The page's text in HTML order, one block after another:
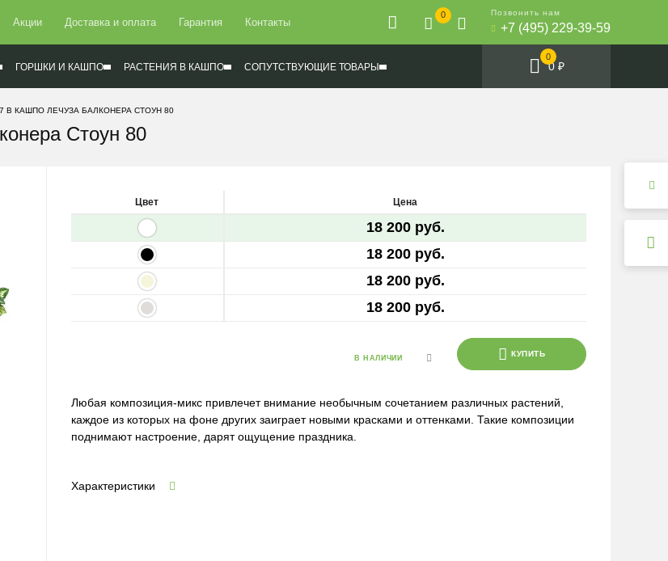
Акции Доставка и оплата Гарантия Контакты
0 Позвонить нам
+7 (495) 229-39-59
ГОРШКИ И КАШПО РАСТЕНИЯ В КАШПО СОПУТСТВУЮЩИЕ ТОВАРЫ
0
0 ₽
В КАШПО ЛЕЧУЗА БАЛКОНЕРА СТОУН 80
Стоун 80
Цвет Цена
18 200 руб.
18 200 руб.
18 200 руб.
18 200 руб.
В НАЛИЧИИ КУПИТЬ
Любая композиция-микс привлечет внимание необычным сочетанием различных растений,
каждое из которых на фоне других заиграет новыми красками и оттенками. Такие композиции
поднимают настроение, дарят ощущение праздника.
Характеристики